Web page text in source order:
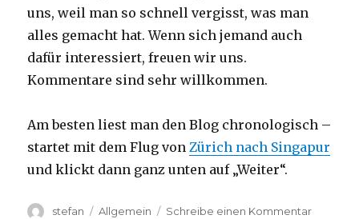
uns, weil man so schnell vergisst, was man
alles gemacht hat. Wenn sich jemand auch
dafür interessiert, freuen wir uns.
Kommentare sind sehr willkommen.
Am besten liest man den Blog chronologisch –
startet mit dem Flug vonZürich nach Singapur
und klickt dann ganz unten auf „Weiter“.
Autor
stefan Kategorien
Allgemein Schreibe einen Kommentarzu